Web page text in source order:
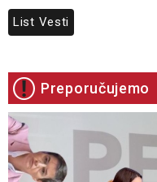
List Vesti
Preporučujemo